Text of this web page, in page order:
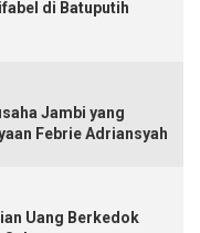
di Batuputih
Jambi yang
Febrie Adriansyah
Uang Berkedok